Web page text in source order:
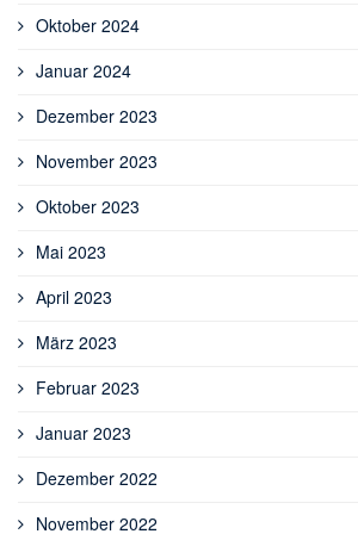
Oktober 2024
Januar 2024
Dezember 2023
November 2023
Oktober 2023
Mai 2023
April 2023
März 2023
Februar 2023
Januar 2023
Dezember 2022
November 2022